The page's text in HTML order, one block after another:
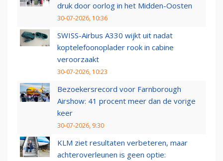
druk door oorlog in het Midden-Oosten
30-07-2026, 10:36
SWISS-Airbus A330 wijkt uit nadat
koptelefoonoplader rook in cabine
veroorzaakt
30-07-2026, 10:23
Bezoekersrecord voor Farnborough
Airshow: 41 procent meer dan de vorige
keer
30-07-2026, 9:30
KLM ziet resultaten verbeteren, maar
achteroverleunen is geen optie: